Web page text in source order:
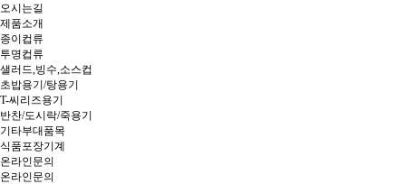
오시는길
제품소개
종이컵류
투명컵류
샐러드,빙수,소스컵
초밥용기/탕용기
T-씨리즈용기
반찬/도시락/죽용기
기타부대품목
식품포장기계
온라인문의
온라인문의